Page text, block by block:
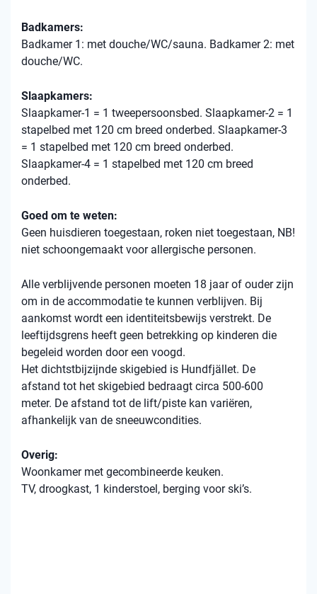
Badkamers:
Badkamer 1: met douche/WC/sauna. Badkamer 2: met
douche/WC.
Slaapkamers:
Slaapkamer-1 = 1 tweepersoonsbed. Slaapkamer-2 = 1
stapelbed met 120 cm breed onderbed. Slaapkamer-3
= 1 stapelbed met 120 cm breed onderbed.
Slaapkamer-4 = 1 stapelbed met 120 cm breed
onderbed.
Goed om te weten:
Geen huisdieren toegestaan, roken niet toegestaan, NB!
niet schoongemaakt voor allergische personen.
Alle verblijvende personen moeten 18 jaar of ouder zijn
om in de accommodatie te kunnen verblijven. Bij
aankomst wordt een identiteitsbewijs verstrekt. De
leeftijdsgrens heeft geen betrekking op kinderen die
begeleid worden door een voogd.
Het dichtstbijzijnde skigebied is Hundfjället. De
afstand tot het skigebied bedraagt ​​circa 500-600
meter. De afstand tot de lift/piste kan variëren,
afhankelijk van de sneeuwcondities.
Overig:
Woonkamer met gecombineerde keuken.
TV, droogkast, 1 kinderstoel, berging voor ski’s.